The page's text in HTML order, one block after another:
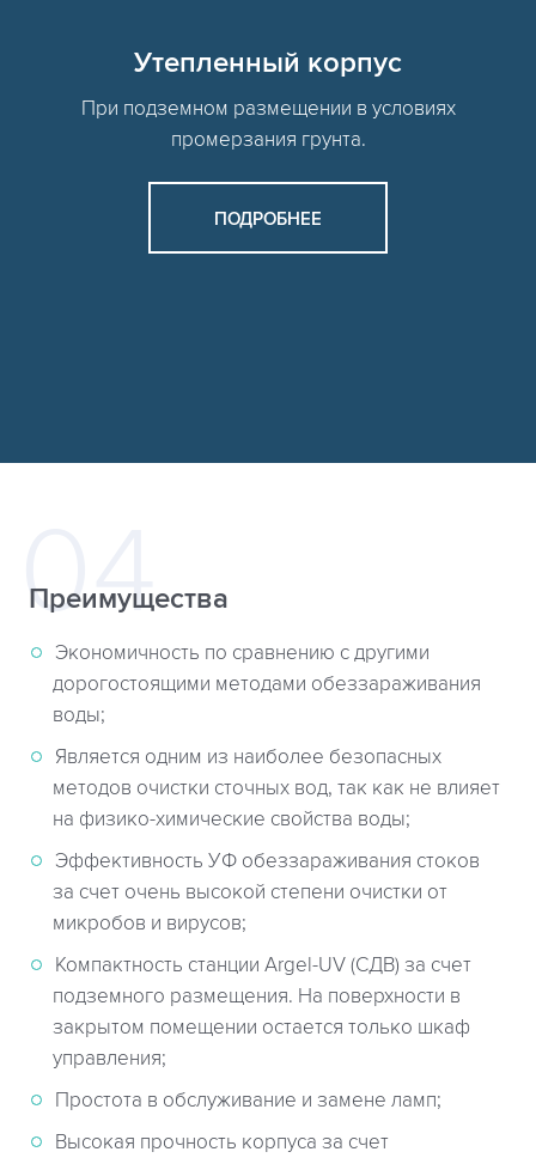
Утепленный корпус
При подземном размещении в условиях
промерзания грунта.
ПОДРОБНЕЕ
Преимущества
Экономичность по сравнению с другими
дорогостоящими методами обеззараживания
воды;
Является одним из наиболее безопасных
методов очистки сточных вод, так как не влияет
на физико-химические свойства воды;
Эффективность УФ обеззараживания стоков
за счет очень высокой степени очистки от
микробов и вирусов;
Компактность станции Argel-UV (СДВ) за счет
подземного размещения. На поверхности в
закрытом помещении остается только шкаф
управления;
Простота в обслуживание и замене ламп;
Высокая прочность корпуса за счет